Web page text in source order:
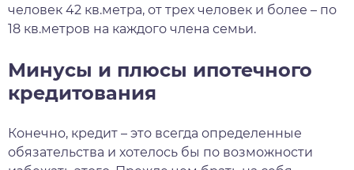
человек 42 кв.метра, от трех человек и более – по
18 кв.метров на каждого члена семьи.
Минусы и плюсы ипотечного
кредитования
Конечно, кредит – это всегда определенные
обязательства и хотелось бы по возможности